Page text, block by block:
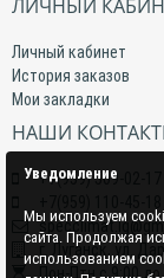
ЛИЧНЫЙ
Личный кабинет
История заказов
Мои закладки
НАШИ
+7(959) 509-02-17
г. Луганск, ул.
Пон-Птн с 9:00 до
Уведомление
Мы используем
сайта. Продолжая
использованием